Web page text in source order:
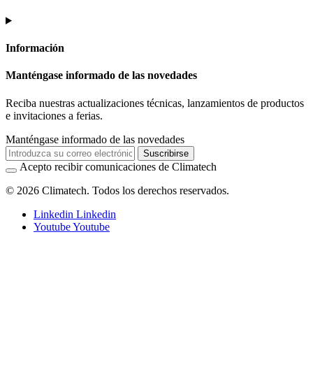
Información
Manténgase informado de las novedades
Reciba nuestras actualizaciones técnicas, lanzamientos de productos
e invitaciones a ferias.
Manténgase informado de las novedades
Suscribirse
Acepto recibir comunicaciones de Climatech
© 2026 Climatech. Todos los derechos reservados.
Linkedin Linkedin
YoutubeYoutube